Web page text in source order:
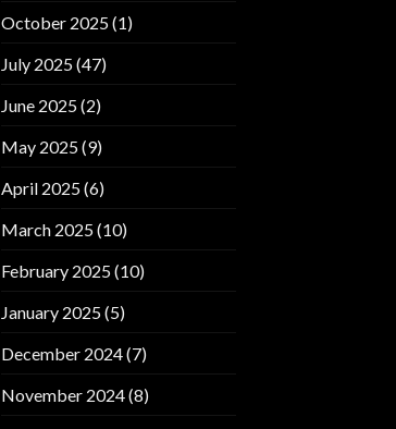
October 2025(1)
July 2025(47)
June 2025(2)
May 2025(9)
April 2025(6)
March 2025(10)
February 2025(10)
January 2025(5)
December 2024(7)
November 2024(8)